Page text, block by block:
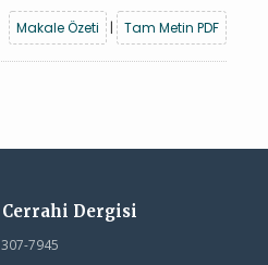
Makale Özeti
| Tam Metin PDF
Dergisi
7945